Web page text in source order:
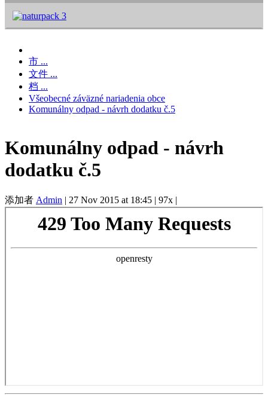
市 ...
文件 ...
档 ...
Všeobecné záväzné nariadenia obce
Komunálny odpad - návrh dodatku č.5
Komunálny odpad - návrh
dodatku č.5
添加者 Admin | 27 Nov 2015 at 18:45 | 97x |